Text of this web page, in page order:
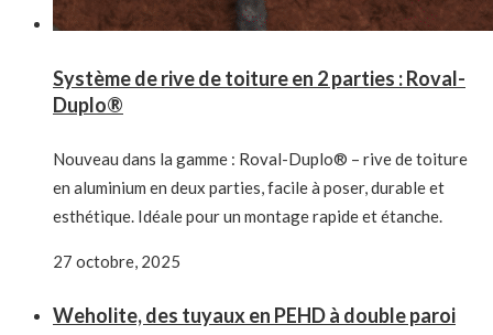
Système de rive de toiture en 2 parties : Roval-
Duplo®
Nouveau dans la gamme : Roval-Duplo® – rive de toiture
en aluminium en deux parties, facile à poser, durable et
esthétique. Idéale pour un montage rapide et étanche.
27 octobre, 2025
Weholite, des tuyaux en PEHD à double paroi